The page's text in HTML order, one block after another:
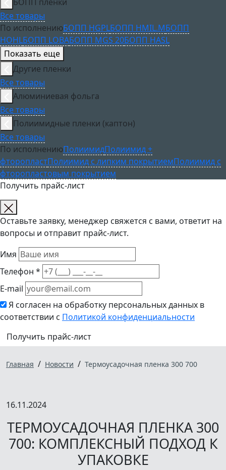
Все товары
По исполнениюБОПП HGPLБОПП HMIL.MБОПП
HOHLБОПП LOBAБОПП MGS 20БОПП HASL
Показать еще
Другие пленки
Все товары
Алюминиевая фольга
Все товары
Полиимидные пленки (каптон)
Все товары
По исполнениюПолиимидПолиимид +
фторопластПолиимид с липким покрытиемПолиимид с
фторопластовым покрытием
Получить прайс-лист
Оставьте заявку, менеджер свяжется с вами, ответит на
вопросы и отправит прайс-лист.
Имя
Телефон *
E-mail
Я согласен на обработку персональных данных в
соответствии с Политикой конфиденциальности
Получить прайс-лист
Главная / Новости / Термоусадочная пленка 300 700
16.11.2024
ТЕРМОУСАДОЧНАЯ ПЛЕНКА 300
700: КОМПЛЕКСНЫЙ ПОДХОД К
УПАКОВКЕ